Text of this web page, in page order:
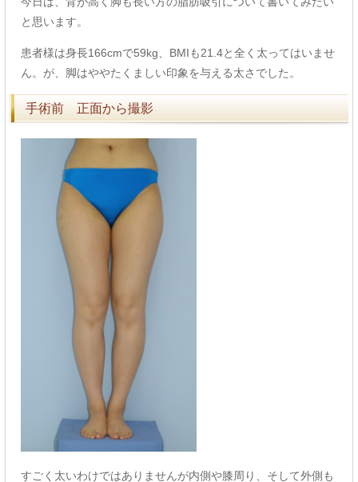
と思います。
患者様は身長166cmで59kg、BMIも21.4と全く太ってはいませ
ん。が、脚はややたくましい印象を与える太さでした。
手術前 正面から撮影
すごく太いわけではありませんが内側や膝周り、そして外側も